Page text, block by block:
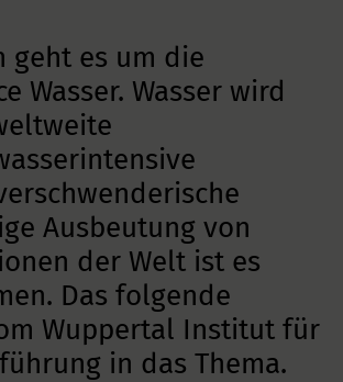
geht es um die
Wasser. Wasser wird
Ausbeutung von
der Welt ist es
Das folgende
Wuppertal Institut für
in das Thema.